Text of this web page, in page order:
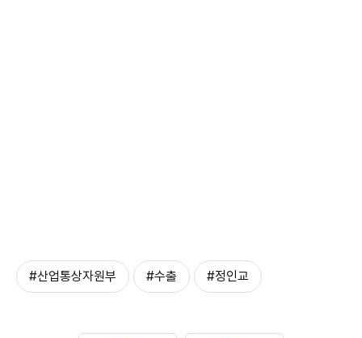
#산업통상자원부 #수출 #정인교